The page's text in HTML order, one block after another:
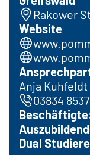
Rakower
Website
Anja Kuhfeldt
03834
Dual